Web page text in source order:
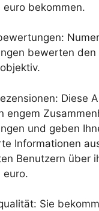
euro bekommen.
bewerten den
Diese
engem
und geben
Informationen
Benutzern über
euro.
Sie